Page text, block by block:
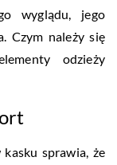
wyglądu, jego
Czym należy się
odzieży
sprawia, że